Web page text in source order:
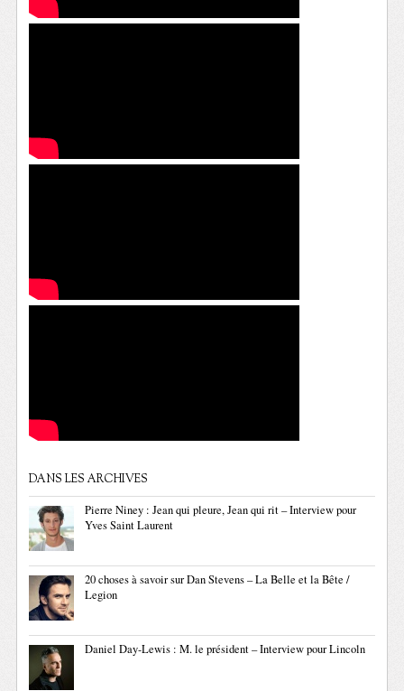
DANS LES ARCHIVES
Pierre Niney : Jean qui pleure, Jean qui rit – Interview pour
Yves Saint Laurent
20 choses à savoir sur Dan Stevens – La Belle et la Bête /
Legion
Daniel Day-Lewis : M. le président – Interview pour Lincoln